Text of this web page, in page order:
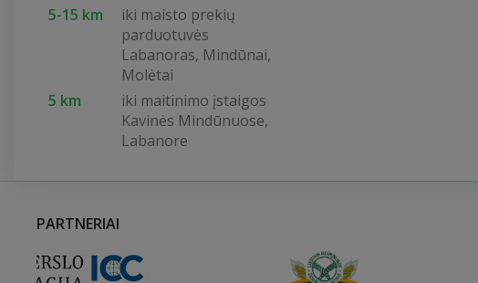
5-15 km
iki maisto prekių
parduotuvės
Labanoras, Mindūnai,
Molėtai
5 km
iki maitinimo įstaigos
Kavinės Mindūnuose,
Labanore
PARTNERIAI